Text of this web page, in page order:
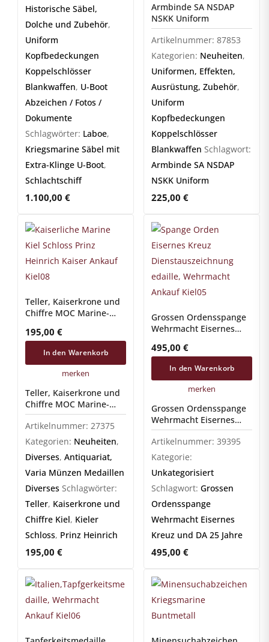
Historische Säbel,
Dolche und Zubehör,
Uniform
Kopfbedeckungen
Koppelschlösser
Blankwaffen, U-Boot
Abzeichen / Fotos /
Dokumente
Schlagwörter: Laboe,
Kriegsmarine Säbel mit
Extra-Klinge U-Boot,
Schlachtschiff
1.100,00 €
Armbinde SA NSDAP
NSKK Uniform
Artikelnummer:87853
Kategorien: Neuheiten,
Uniformen, Effekten,
Ausrüstung, Zubehör,
Uniform
Kopfbedeckungen
Koppelschlösser
Blankwaffen Schlagwort:
Armbinde SA NSDAP
NSKK Uniform
225,00€
Teller, Kaiserkrone und
Chiffre MOC Marine-
195,00 €
In den Warenkorb
merken
Teller, Kaiserkrone und
Chiffre MOC Marine-
Offiziers-Casino Kiel
Artikelnummer: 27375
Kategorien: Neuheiten,
Diverses, Antiquariat,
Varia Münzen Medaillen
Diverses Schlagwörter:
Teller, Kaiserkrone und
Chiffre Kiel, Kieler
Schloss, Prinz Heinrich
195,00 €
Grossen Ordensspange
Wehrmacht Eisernes
495,00€
In den Warenkorb
merken
Grossen Ordensspange
Wehrmacht Eisernes
Kreuz und DA 25 Jahre
Artikelnummer:39395
Kategorie:
Unkategorisiert
Schlagwort:Grossen
Ordensspange
Wehrmacht Eisernes
Kreuz und DA 25 Jahre
495,00€